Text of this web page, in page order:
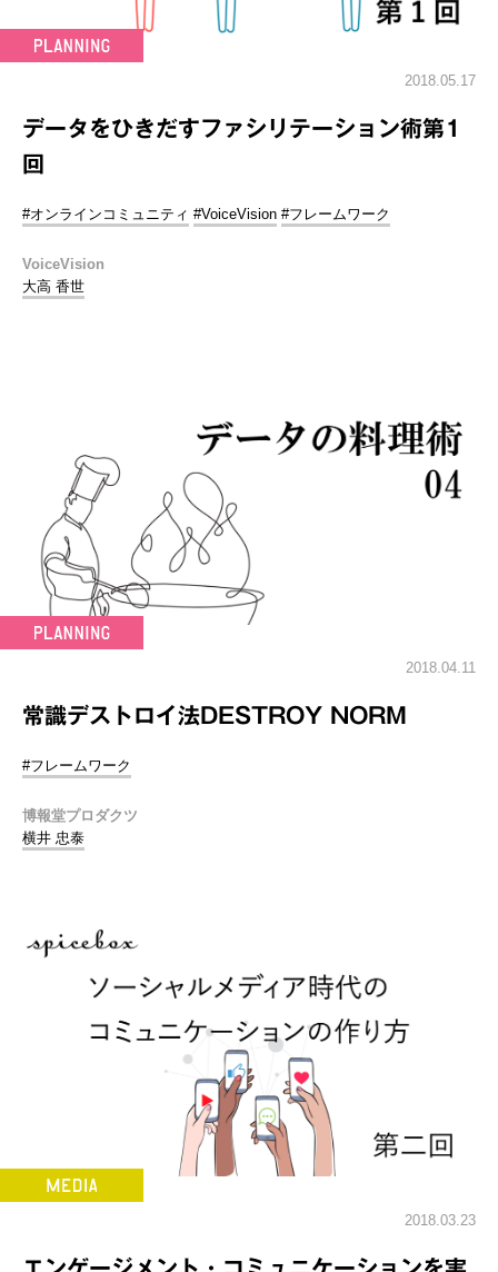
2018.05.17
データをひきだすファシリテーション術第1
回
#オンラインコミュニティ #VoiceVision #フレームワーク
VoiceVision
大高 香世
2018.04.11
常識デストロイ法DESTROY NORM
#フレームワーク
博報堂プロダクツ
横井 忠泰
2018.03.23
エンゲージメント・コミュニケーションを実